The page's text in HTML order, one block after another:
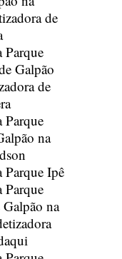
de
Parque
Galpão
de
Parque
na
Parque Ipê
Parque
na